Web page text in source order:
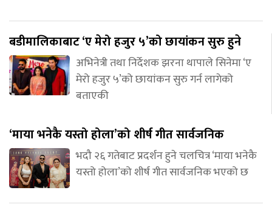
बडीमालिकाबाट ‘ए मेरो हजुर ५’को छायांकन सुरु हुने
अभिनेत्री तथा निर्देशक झरना थापाले सिनेमा ‘ए
मेरो हजुर ५’को छायांकन सुरु गर्न लागेको
बताएकी
‘माया भनेकै यस्तो होला’को शीर्ष गीत सार्वजनिक
भदौ २६ गतेबाट प्रदर्शन हुने चलचित्र ‘माया भनेकै
यस्तो होला’को शीर्ष गीत सार्वजनिक भएको छ